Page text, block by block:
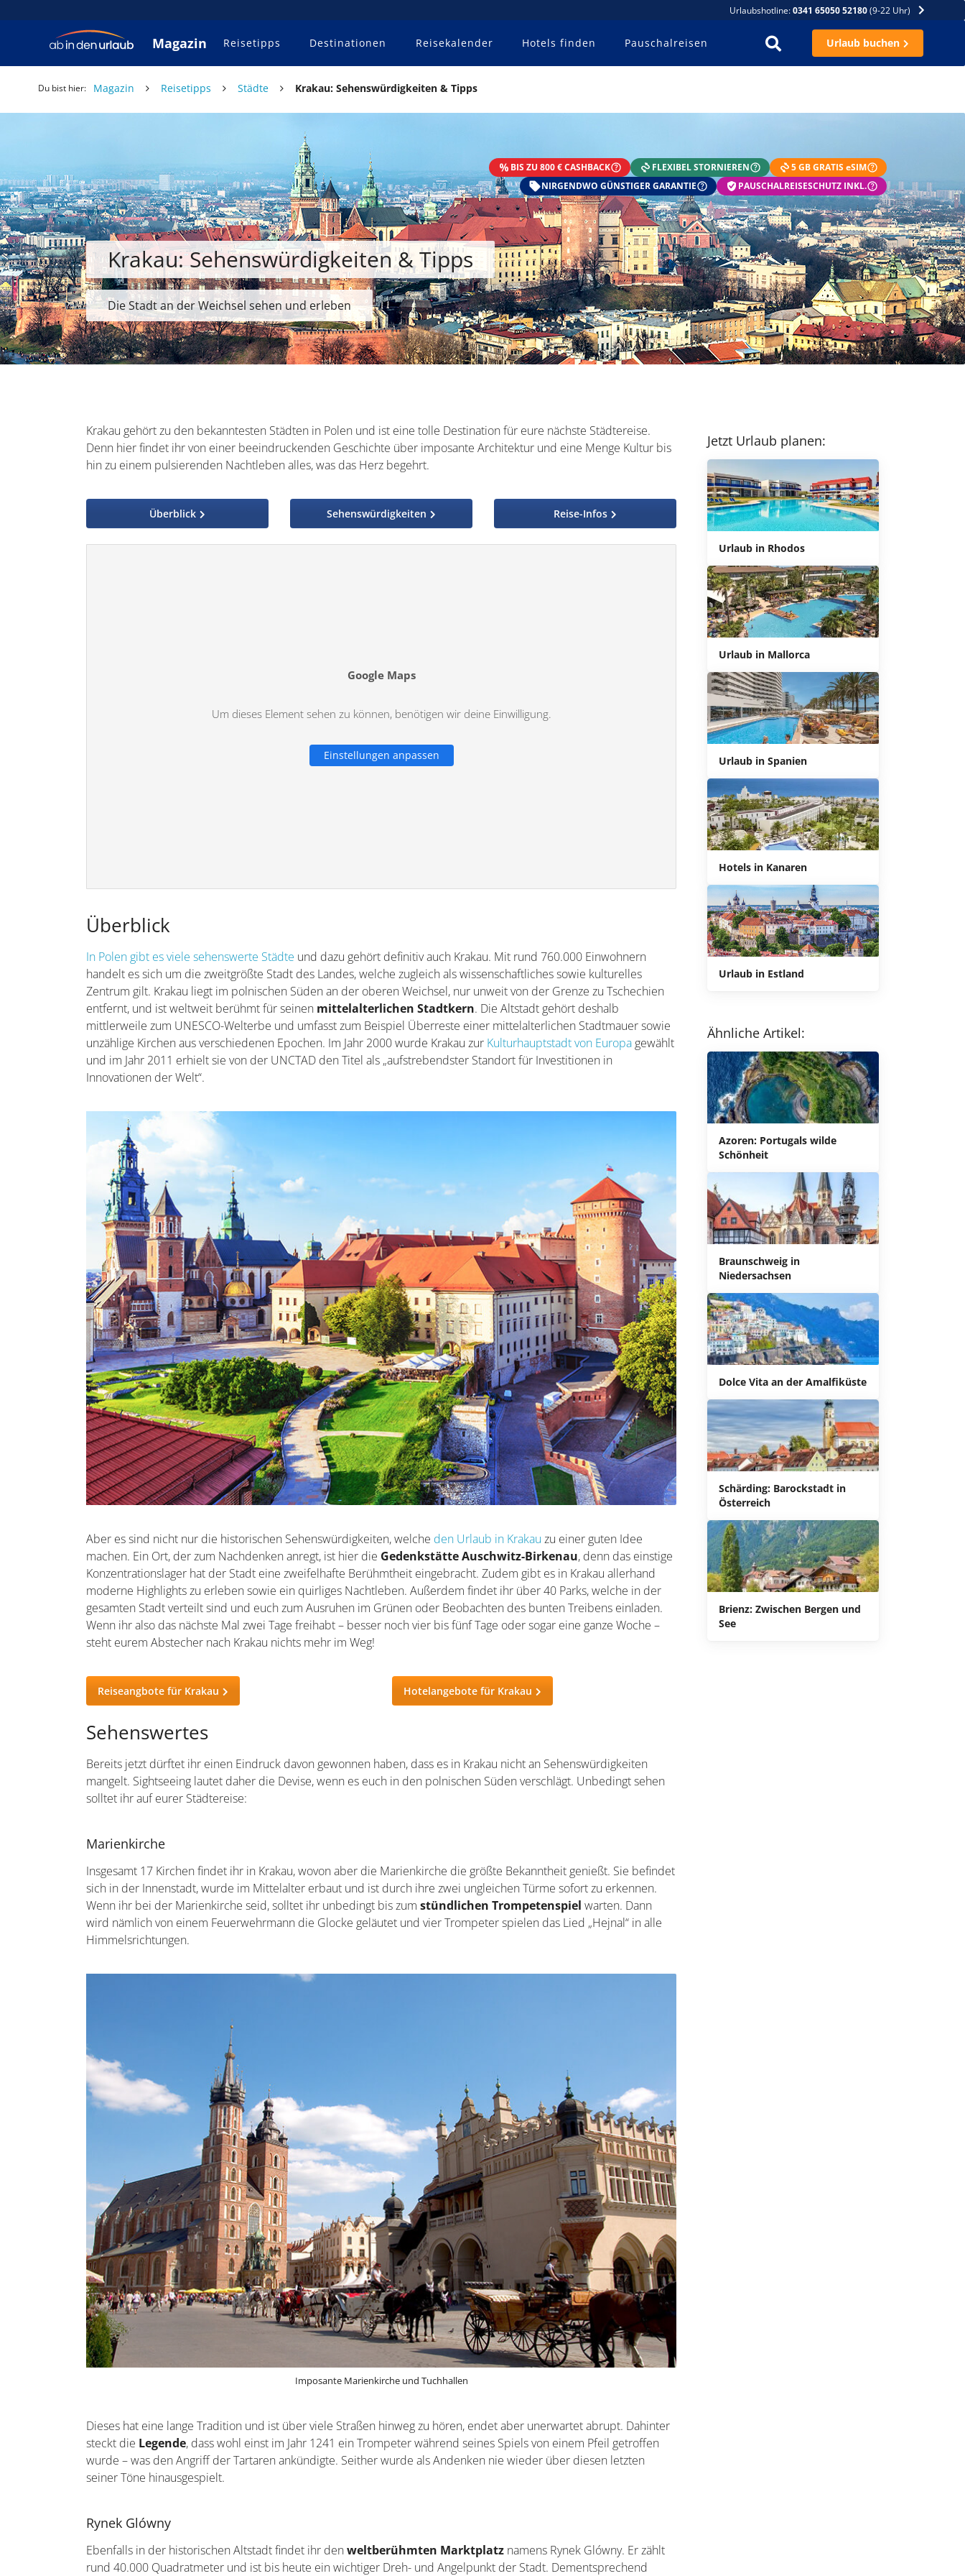
Urlaubshotline:0341 65050 52180(9-22 Uhr)
Magazin Reisetipps Destinationen Reisekalender Hotels finden Pauschalreisen Urlaub buchen
Du bist hier: Magazin Reisetipps Städte Krakau: Sehenswürdigkeiten & Tipps
BIS ZU 800 € CASHBACK FLEXIBEL STORNIEREN
5 GB GRATIS eSIM
NIRGENDWO GÜNSTIGER GARANTIE
PAUSCHALREISESCHUTZ INKL.
Krakau: Sehenswürdigkeiten & Tipps
Die Stadt an der Weichsel sehen und erleben
Krakau gehört zu den bekanntesten Städten in Polen und ist eine tolle Destination für eure nächste Städtereise.
Denn hier findet ihr von einer beeindruckenden Geschichte über imposante Architektur und eine Menge Kultur bis
hin zu einem pulsierenden Nachtleben alles, was das Herz begehrt.
Überblick Sehenswürdigkeiten Reise-Infos
Google Maps
Um dieses Element sehen zu können, benötigen wir deine Einwilligung.
Einstellungen anpassen
Überblick
In Polen gibt es viele sehenswerte Städte und dazu gehört definitiv auch Krakau. Mit rund 760.000 Einwohnern
handelt es sich um die zweitgrößte Stadt des Landes, welche zugleich als wissenschaftliches sowie kulturelles
Zentrum gilt. Krakau liegt im polnischen Süden an der oberen Weichsel, nur unweit von der Grenze zu Tschechien
entfernt, und ist weltweit berühmt für seinen mittelalterlichen Stadtkern. Die Altstadt gehört deshalb
mittlerweile zum UNESCO-Welterbe und umfasst zum Beispiel Überreste einer mittelalterlichen Stadtmauer sowie
unzählige Kirchen aus verschiedenen Epochen. Im Jahr 2000 wurde Krakau zur Kulturhauptstadt von Europa gewählt
und im Jahr 2011 erhielt sie von der UNCTAD den Titel als „aufstrebendster Standort für Investitionen in
Innovationen der Welt“.
Aber es sind nicht nur die historischen Sehenswürdigkeiten, welche den Urlaub in Krakau zu einer guten Idee
machen. Ein Ort, der zum Nachdenken anregt, ist hier die Gedenkstätte Auschwitz-Birkenau, denn das einstige
Konzentrationslager hat der Stadt eine zweifelhafte Berühmtheit eingebracht. Zudem gibt es in Krakau allerhand
moderne Highlights zu erleben sowie ein quirliges Nachtleben. Außerdem findet ihr über 40 Parks, welche in der
gesamten Stadt verteilt sind und euch zum Ausruhen im Grünen oder Beobachten des bunten Treibens einladen.
Wenn ihr also das nächste Mal zwei Tage freihabt – besser noch vier bis fünf Tage oder sogar eine ganze Woche –
steht eurem Abstecher nach Krakau nichts mehr im Weg!
Reiseangbote für Krakau Hotelangebote für Krakau
Sehenswertes
Bereits jetzt dürftet ihr einen Eindruck davon gewonnen haben, dass es in Krakau nicht an Sehenswürdigkeiten
mangelt. Sightseeing lautet daher die Devise, wenn es euch in den polnischen Süden verschlägt. Unbedingt sehen
solltet ihr auf eurer Städtereise:
Marienkirche
Insgesamt 17 Kirchen findet ihr in Krakau, wovon aber die Marienkirche die größte Bekanntheit genießt. Sie befindet
sich in der Innenstadt, wurde im Mittelalter erbaut und ist durch ihre zwei ungleichen Türme sofort zu erkennen.
Wenn ihr bei der Marienkirche seid, solltet ihr unbedingt bis zumstündlichen Trompetenspiel warten. Dann
wird nämlich von einem Feuerwehrmann die Glocke geläutet und vier Trompeter spielen das Lied „Hejnal“ in alle
Himmelsrichtungen.
Imposante Marienkirche und Tuchhallen
Dieses hat eine lange Tradition und ist über viele Straßen hinweg zu hören, endet aber unerwartet abrupt. Dahinter
steckt die Legende, dass wohl einst im Jahr 1241 ein Trompeter während seines Spiels von einem Pfeil getroffen
wurde – was den Angriff der Tartaren ankündigte. Seither wurde als Andenken nie wieder über diesen letzten
seiner Töne hinausgespielt.
Rynek Glówny
Ebenfalls in der historischen Altstadt findet ihr denweltberühmten Marktplatz namens Rynek Glówny. Er zählt
rund 40.000 Quadratmeter und ist bis heute ein wichtiger Dreh- und Angelpunkt der Stadt. Dementsprechend
Jetzt Urlaub planen:
Urlaub in Rhodos
Urlaub in Mallorca
Urlaub in Spanien
Hotels in Kanaren
Urlaub in Estland
Ähnliche Artikel:
Azoren: Portugals wilde
Schönheit
Braunschweig in
Niedersachsen
Dolce Vita an der Amalfiküste
Schärding: Barockstadt in
Österreich
Brienz: Zwischen Bergen und
See